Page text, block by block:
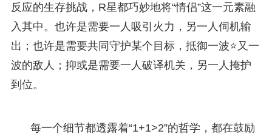
反应的生存挑战，R星都巧妙地将“情侣”这一元素融
入其中。也许是需要一人吸引火力，另一人伺机输
出；也许是需要共同守护某个目标，抵御一波⭐又一
波的敌人；抑或是需要一人破译机关，另一人掩护
到位。
每一个细节都透露着“1+1>2”的哲学，都在鼓励